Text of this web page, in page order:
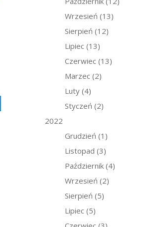
Wrzesień (13)
Sierpień (12)
Lipiec (13)
Czerwiec (13)
Marzec (2)
Luty (4)
Styczeń (2)
2022
Grudzień (1)
Listopad (3)
Październik (4)
Wrzesień (2)
Sierpień (5)
Lipiec (5)